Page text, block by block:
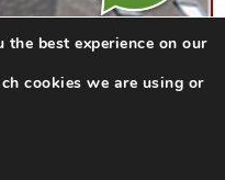
best experience on our
cookies we are using or